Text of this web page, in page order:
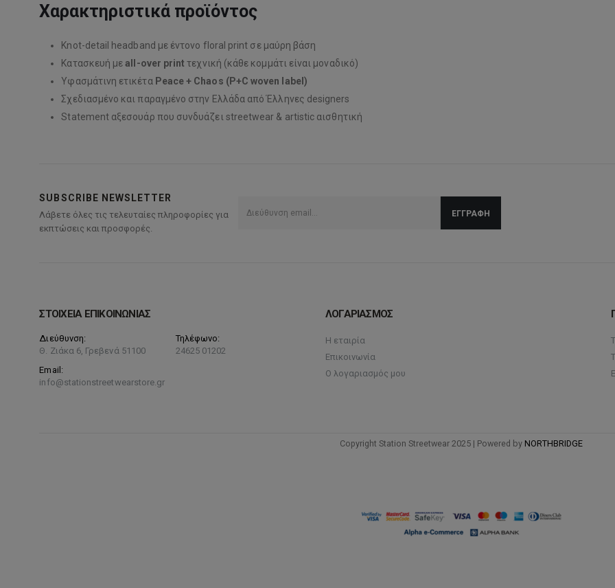
Χαρακτηριστικά προϊόντος
Knot-detail headband με έντονο floral print σε μαύρη βάση
Κατασκευή μεall-over print τεχνική (κάθε κομμάτι είναι μοναδικό)
Υφασμάτινη ετικέτα Peace + Chaos (P+C woven label)
Σχεδιασμένο και παραγμένο στην Ελλάδα από Έλληνες designers
Statement αξεσουάρ που συνδυάζει streetwear & artistic αισθητική
SUBSCRIBE NEWSLETTER
Λάβετε όλες τις τελευταίες πληροφορίες για
εκπτώσεις και προσφορές.
ΣΤΟΙΧΕΙΑ ΕΠΙΚΟΙΝΩΝΙΑΣ
Διεύθυνση:
Θ. Ζιάκα 6, Γρεβενά 51100
Τηλέφωνο:
24625 01202
Email:
info@stationstreetwearstore.gr
ΛΟΓΑΡΙΑΣΜΟΣ
Η εταιρία
Επικοινωνία
Ο λογαριασμός μου
Copyright Station Streetwear 2025 | Powered by NORTHBRIDGE